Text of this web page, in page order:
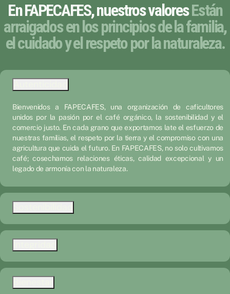
En FAPECAFES, nuestros valoresEstán
arraigados en los principios de la familia,
el cuidado y el respeto por la naturaleza.
Bienvenidos a FAPECAFES, una organización de caficultores
unidos por la pasión por el café orgánico, la sostenibilidad y el
comercio justo. En cada grano que exportamos late el esfuerzo de
nuestras familias, el respeto por la tierra y el compromiso con una
agricultura que cuida el futuro. En FAPECAFES, no solo cultivamos
café; cosechamos relaciones éticas, calidad excepcional y un
legado de armonía con la naturaleza.